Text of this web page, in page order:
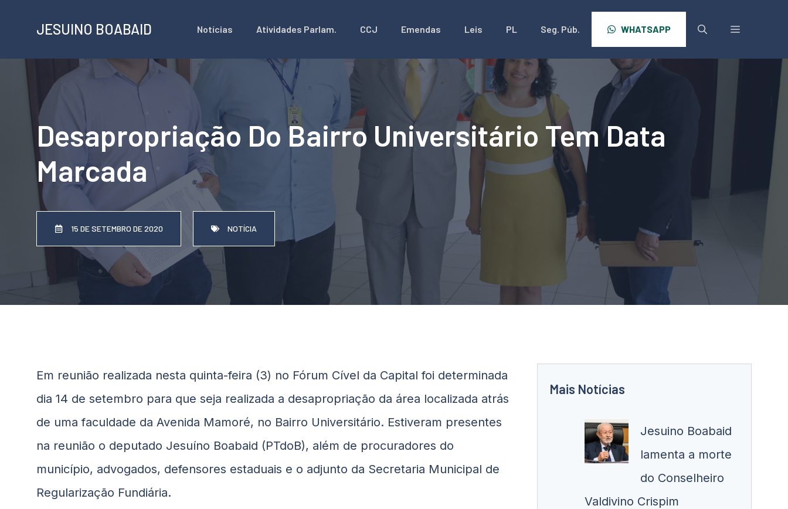
o
conteúdo
JESUINO BOABAID Notícias Atividades Parlam. CCJ Emendas Leis PL Seg. Púb. WHATSAPP
Desapropriação Do Bairro Universitário Tem Data
Marcada
15 DE SETEMBRO DE 2020 NOTÍCIA
Em reunião realizada nesta quinta-feira (3) no Fórum Cível da Capital foi determinada
dia 14 de setembro para que seja realizada a desapropriação da área localizada atrás
de uma faculdade da Avenida Mamoré, no Bairro Universitário. Estiveram presentes
na reunião o deputado Jesuíno Boabaid (PTdoB), além de procuradores do
município, advogados, defensores estaduais e o adjunto da Secretaria Municipal de
Regularização Fundiária.
Mais Notícias
Jesuino Boabaid
lamenta a morte
do Conselheiro
Valdivino Crispim